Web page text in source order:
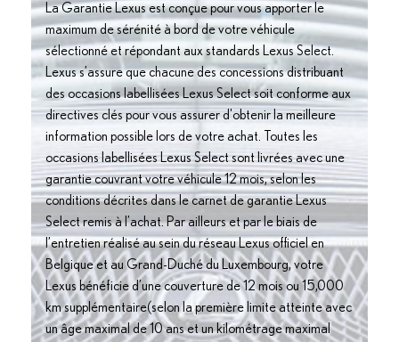
La Garantie Lexus est conçue pour vous apporter le
maximum de sérénité à bord de votre véhicule
sélectionné et répondant aux standards Lexus Select.
Lexus s’assure que chacune des concessions distribuant
des occasions labellisées Lexus Select soit conforme aux
directives clés pour vous assurer d'obtenir la meilleure
information possible lors de votre achat. Toutes les
occasions labellisées Lexus Select sont livrées avec une
garantie couvrant votre véhicule 12 mois, selon les
conditions décrites dans le carnet de garantie Lexus
Select remis à l’achat. Par ailleurs et par le biais de
l’entretien réalisé au sein du réseau Lexus officiel en
Belgique et au Grand-Duché du Luxembourg, votre
Lexus bénéficie d’une couverture de 12 mois ou 15,000
km supplémentaire(selon la première limite atteinte avec
un âge maximal de 10 ans et un kilométrage maximal